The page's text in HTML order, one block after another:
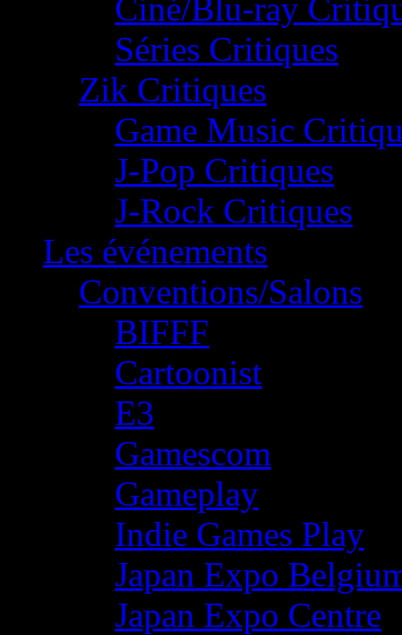
Ciné/Blu-ray
Séries Critiques
Zik Critiques
Game Music
J-Pop Critiques
J-Rock Critiques
Les événements
Conventions/Salons
BIFFF
Cartoonist
E3
Gamescom
Gameplay
Indie Games Play
Japan Expo
Japan Expo Centre